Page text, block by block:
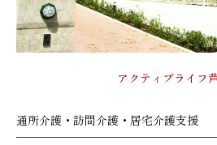
アクティブライフ
通所介護・訪問介護・居宅介護支援